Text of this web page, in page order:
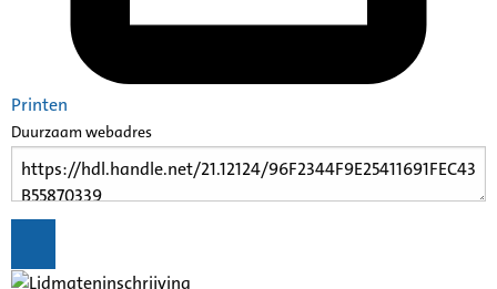
Printen
Duurzaam webadres